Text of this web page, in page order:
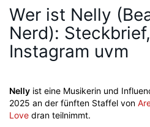
Wer ist Nelly
Nerd):
Instagram uvm
Nelly ist eine Musikerin und
2025 an der fünften Staffel von
Love dran teilnimmt.